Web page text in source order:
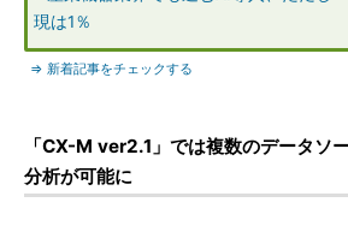
現は1％
⇒ 新着記事をチェックする
「CX-M ver2.1」では複数のデータソ
分析が可能に